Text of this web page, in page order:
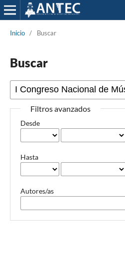
Inicio / Buscar
Buscar
Filtros avanzados
Desde
Hasta
Autores/as